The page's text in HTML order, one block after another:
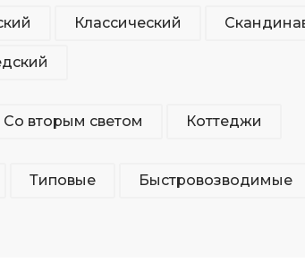
Классический
Со вторым светом
Коттеджи
Типовые Быстровозводимые